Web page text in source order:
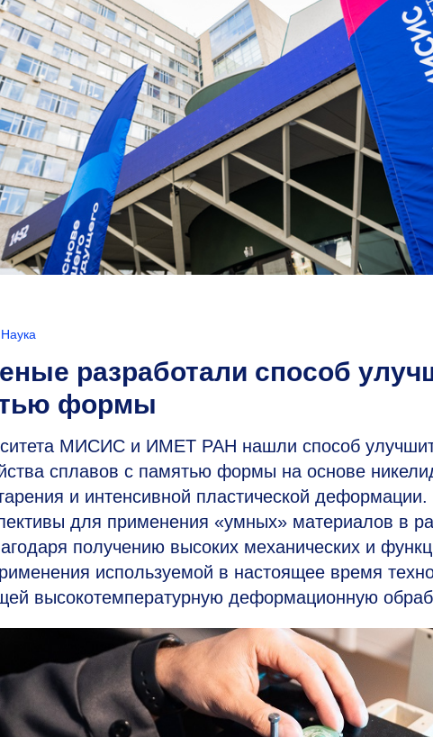
Наука
разработали способ
формы
МИСИС и ИМЕТ РАН нашли способ
сплавов с памятью формы на основе
и интенсивной пластической
для применения «умных» материалов в
получению высоких механических и
используемой в настоящее время
высокотемпературную деформационную